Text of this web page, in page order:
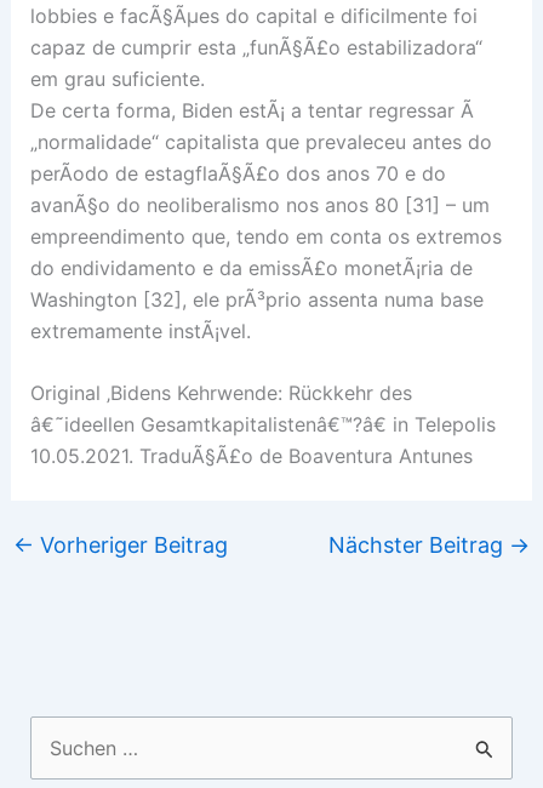
lobbies e facÃ§Ãµes do capital e dificilmente foi
capaz de cumprir esta „funÃ§Ã£o estabilizadora“
em grau suficiente.
De certa forma, Biden estÃ¡ a tentar regressar Ã
„normalidade“ capitalista que prevaleceu antes do
perÃ­odo de estagflaÃ§Ã£o dos anos 70 e do
avanÃ§o do neoliberalismo nos anos 80 [31] – um
empreendimento que, tendo em conta os extremos
do endividamento e da emissÃ£o monetÃ¡ria de
Washington [32], ele prÃ³prio assenta numa base
extremamente instÃ¡vel.
Original ‚Bidens Kehrwende: Rückkehr des
â€˜ideellen Gesamtkapitalistenâ€™?â€ in Telepolis
10.05.2021. TraduÃ§Ã£o de Boaventura Antunes
← Vorheriger Beitrag Nächster Beitrag →
Suchen
nach: